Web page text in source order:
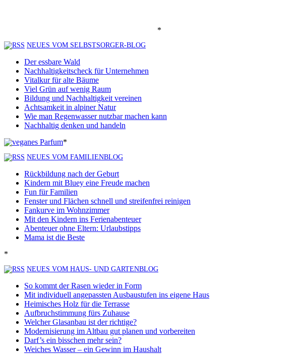
*
NEUES VOM SELBSTSORGER-BLOG
Der essbare Wald
Nachhaltigkeitscheck für Unternehmen
Vitalkur für alte Bäume
Viel Grün auf wenig Raum
Bildung und Nachhaltigkeit vereinen
Achtsamkeit in alpiner Natur
Wie man Regenwasser nutzbar machen kann
Nachhaltig denken und handeln
*
NEUES VOM FAMILIENBLOG
Rückbildung nach der Geburt
Kindern mit Bluey eine Freude machen
Fun für Familien
Fenster und Flächen schnell und streifenfrei reinigen
Fankurve im Wohnzimmer
Mit den Kindern ins Ferienabenteuer
Abenteuer ohne Eltern: Urlaubstipps
Mama ist die Beste
*
NEUES VOM HAUS- UND GARTENBLOG
So kommt der Rasen wieder in Form
Mit individuell angepassten Ausbaustufen ins eigene Haus
Heimisches Holz für die Terrasse
Aufbruchstimmung fürs Zuhause
Welcher Glasanbau ist der richtige?
Modernisierung im Altbau gut planen und vorbereiten
Darf’s ein bisschen mehr sein?
Weiches Wasser – ein Gewinn im Haushalt